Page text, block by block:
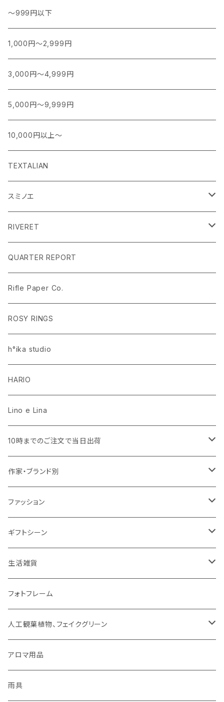
～999円以下
1,000円～2,999円
3,000円～4,999円
5,000円～9,999円
10,000円以上～
TEXTALIAN
スミノエ
MOOMIN ムーミン EDITION.1
ラグ・マット
ドレープカーテン
PEANUTS ピーナッツ EDITION.1
ラグ・マット
SaanaJaOlli サーナヤオッリ EDITION.1
ラグ・マット
Disney HOME SERIES EDITION.8
ラグ・マット
RIVERET
名入れあり
名入れなし
CLASSIC POOH（クラシック プー）
QUARTER REPORT
Rifle Paper Co.
ROSY RINGS
h°ika studio
HARIO
Lino e Lina
10時までのご注文で当日出荷
キッチン用品・食器
ミトン・鍋つかみ
コップ、グラス
お茶碗
キッチンクロス/ランチョンマット
アクセサリー
RIVERET（リヴェレット）名入れなし
チョコレート
その他
アロマ用品
ファッション
手袋
花瓶 / フラワーベース
作家・ブランド別
SUMINOE（スミノエ）
DICTUM（ディクトム）
DESIGNLIFE（デザインライフ）
HARIO（ハリオ）
シリーズで選ぶ
ネックレス
ROSY RINGS（ロージーリングス）
SMELLS LIKE SPELLS
linoo（リノオ）
Sheep by the Sea(シープバイザシー)
シマムラヒカリ
ファッション
アクセサリー
ネックレス
ピアス
ファッション雑貨
ブランケット
手袋
マスク
靴下
ギフトシーン
父の日
母の日
結婚祝い
お誕生日
生活雑貨
扇風機
文具
貯金箱
ティッシュケース
フォトフレーム
人工観葉植物、フェイクグリーン
CT触媒グリーンシリーズ
アロマ用品
雨具